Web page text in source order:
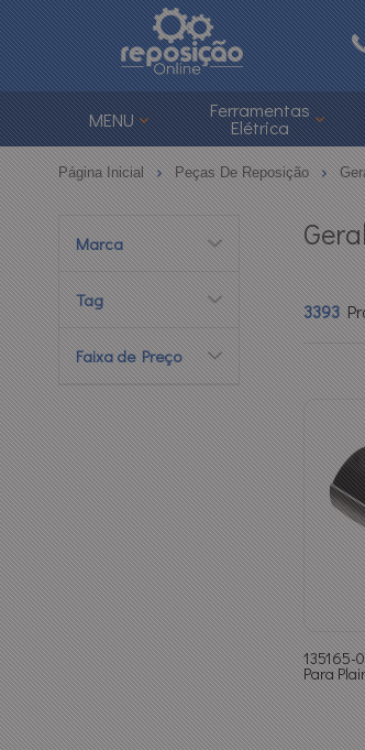
MENU Ferramentas
Elétrica
Página Inicial Peças De Reposição
Marca
Tag
Faixa de Preço
3393
135165-
Para